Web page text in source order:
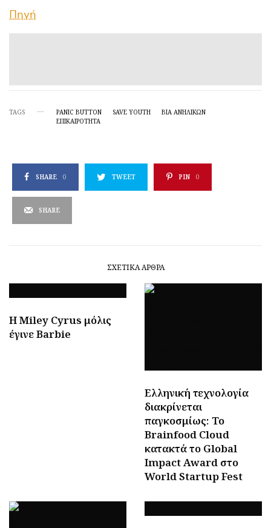
Πηγή
TAGS PANIC BUTTON SAVE YOUTH
ΒΊΑ ΑΝΗΛΊΚΩΝ
ΕΠΙΚΑΙΡΌΤΗΤΑ
SHARE 0 TWEET PIN 0
SHARE
ΣΧΕΤΙΚΆ ΆΡΘΡΑ
H Miley Cyrus μόλις
έγινε Barbie
Ελληνική τεχνολογία
διακρίνεται
παγκοσμίως: Το
Brainfood Cloud
κατακτά το Global
Impact Award στο
World Startup Fest